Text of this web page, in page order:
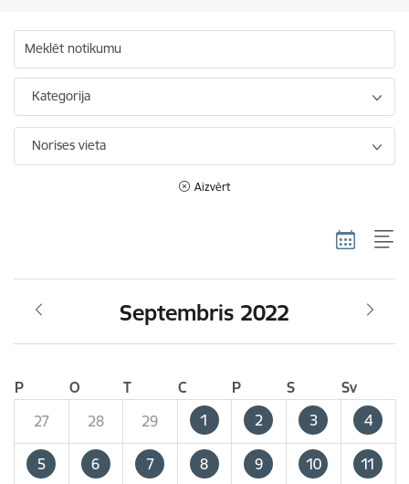
Meklēt notikumu
Kategorija
Norises vieta
Aizvērt
Septembris 2022
P O T C P S
Sv
27
28 29 1 2 3 4
5 6 7 8 9 10 11